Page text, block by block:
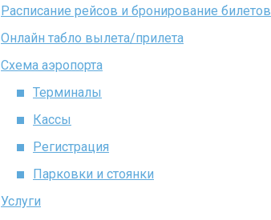
Расписание рейсов и бронирование билетов
Онлайн табло вылета/прилета
Схема аэропорта
Терминалы
Кассы
Регистрация
Парковки и стоянки
Услуги